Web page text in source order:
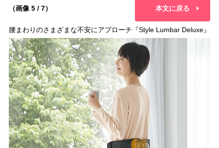
（画像 5 / 7） 本文に戻る
腰まわりのさまざまな不安にアプローチ『Style Lumbar Deluxe』